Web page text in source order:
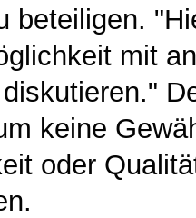
beteiligen.
mit
keine
oder